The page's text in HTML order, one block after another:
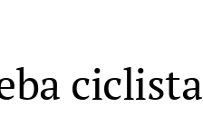
ciclista